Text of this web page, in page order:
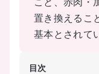
置き換えるこ
基本とされて
目次